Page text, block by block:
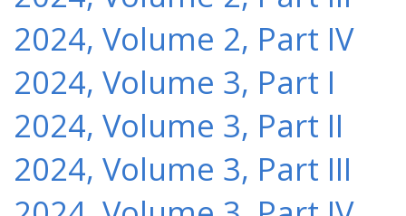
2024, Volume 2, Part IV
2024, Volume 3, Part I
2024, Volume 3, Part II
2024, Volume 3, Part III